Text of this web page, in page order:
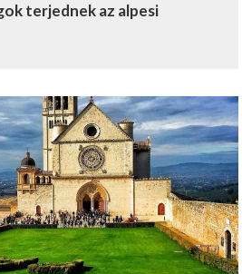
terjednek az alpesi